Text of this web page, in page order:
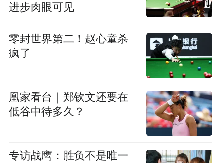
进步肉眼可见
零封世界第二！赵心童杀
疯了
凰家看台｜郑钦文还要在
低谷中待多久？
专访战鹰：胜负不是唯一